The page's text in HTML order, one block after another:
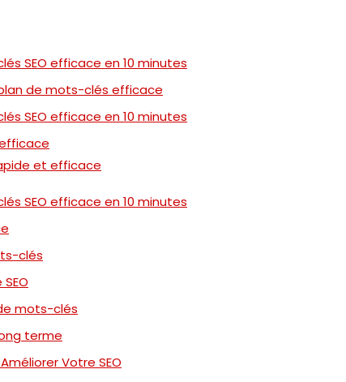
SEO efficace en 10 minutes
de mots-clés efficace
SEO efficace en 10 minutes
et efficace
SEO efficace en 10 minutes
clés
mots-clés
terme
Votre SEO